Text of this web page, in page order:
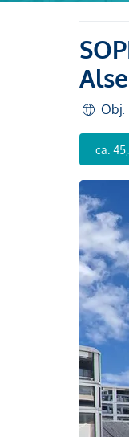
Obj.
ca.